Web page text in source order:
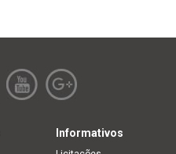
Informativos